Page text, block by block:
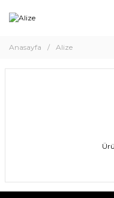
Anasayfa Alize